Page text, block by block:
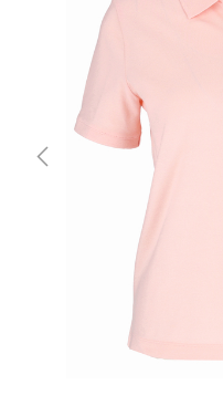
Bildergalerie